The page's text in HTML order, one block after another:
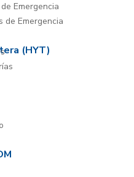
Emergencia
de Emergencia
(HYT)